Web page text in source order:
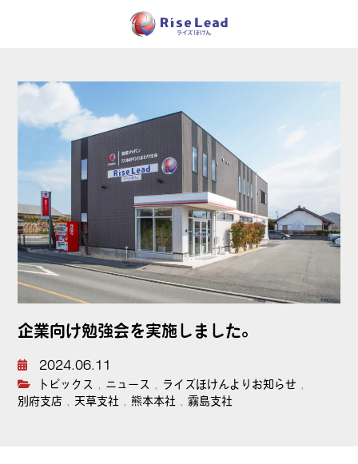
企業向け勉強会を実施しました。
2024.06.11
トピックス
ニュース ライズほけんよりお知らせ
別府支店
天草支社 ,熊本本社 ,霧島支社